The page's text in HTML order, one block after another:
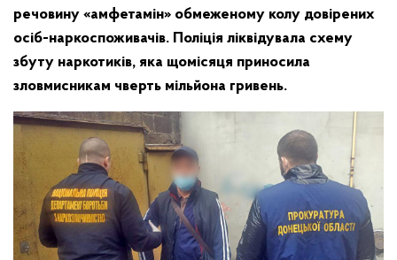
речовину «амфетамін» обмеженому колу довірених
осіб-наркоспоживачів. Поліція ліквідувала схему
збуту наркотиків, яка щомісяця приносила
зловмисникам чверть мільйона гривень.